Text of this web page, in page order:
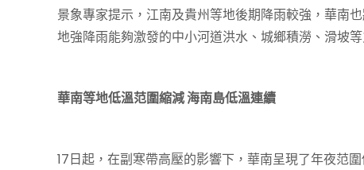
景象專家提示，江南及貴州等地後期降雨較強，華南
地強降雨能夠激發的中小河道洪水、城鄉積澇、滑坡
華南等地低溫范圍縮減 海南島低溫連續
17日起，在副寒帶高壓的影響下，華南呈現了年夜范